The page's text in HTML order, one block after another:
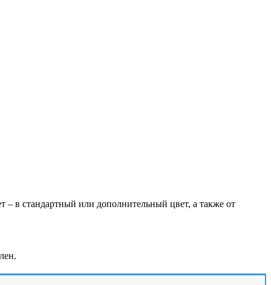
– в стандартный или дополнительный цвет, а также от